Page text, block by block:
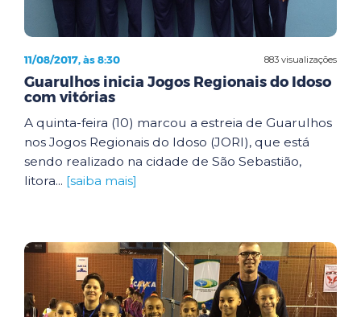
883 visualizações
11/08/2017, às 8:30
Guarulhos inicia Jogos Regionais do Idoso
com vitórias
A quinta-feira (10) marcou a estreia de Guarulhos
nos Jogos Regionais do Idoso (JORI), que está
sendo realizado na cidade de São Sebastião,
litora... [saiba mais]